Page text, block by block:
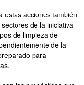
estas acciones también
de la iniciativa
de limpieza de
de la
para